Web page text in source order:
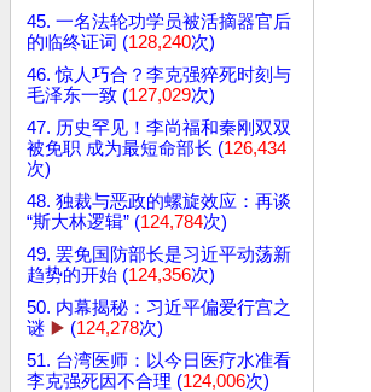
45. 一名法轮功学员被活摘器官后
的临终证词 (128,240次)
46. 惊人巧合？李克强猝死时刻与
毛泽东一致 (127,029次)
47. 历史罕见！李尚福和秦刚双双
被免职 成为最短命部长 (126,434
次)
48. 独裁与恶政的螺旋效应：再谈
“斯大林逻辑” (124,784次)
49. 罢免国防部长是习近平动荡新
趋势的开始 (124,356次)
50. 内幕揭秘：习近平偏爱行宫之
谜 ▶️ (124,278次)
51. 台湾医师：以今日医疗水准看
李克强死因不合理 (124,006次)